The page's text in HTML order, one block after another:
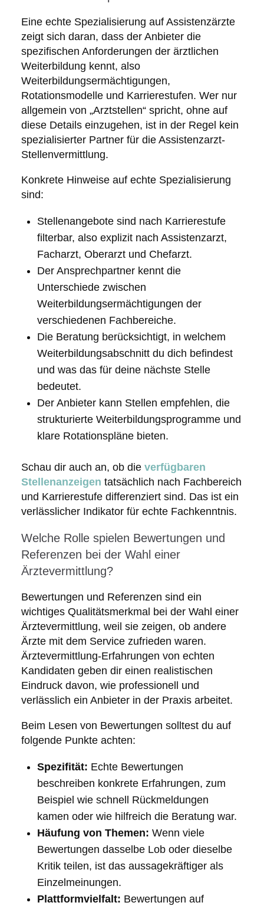
Eine echte Spezialisierung auf Assistenzärzte
zeigt sich daran, dass der Anbieter die
spezifischen Anforderungen der ärztlichen
Weiterbildung kennt, also
Weiterbildungsermächtigungen,
Rotationsmodelle und Karrierestufen. Wer nur
allgemein von „Arztstellen“ spricht, ohne auf
diese Details einzugehen, ist in der Regel kein
spezialisierter Partner für die Assistenzarzt-
Stellenvermittlung.
Konkrete Hinweise auf echte Spezialisierung
sind:
Stellenangebote sind nach Karrierestufe
filterbar, also explizit nach Assistenzarzt,
Facharzt, Oberarzt und Chefarzt.
Der Ansprechpartner kennt die
Unterschiede zwischen
Weiterbildungsermächtigungen der
verschiedenen Fachbereiche.
Die Beratung berücksichtigt, in welchem
Weiterbildungsabschnitt du dich befindest
und was das für deine nächste Stelle
bedeutet.
Der Anbieter kann Stellen empfehlen, die
strukturierte Weiterbildungsprogramme und
klare Rotationspläne bieten.
Schau dir auch an, ob die verfügbaren
Stellenanzeigen tatsächlich nach Fachbereich
und Karrierestufe differenziert sind. Das ist ein
verlässlicher Indikator für echte Fachkenntnis.
Welche Rolle spielen Bewertungen und
Referenzen bei der Wahl einer
Ärztevermittlung?
Bewertungen und Referenzen sind ein
wichtiges Qualitätsmerkmal bei der Wahl einer
Ärztevermittlung, weil sie zeigen, ob andere
Ärzte mit dem Service zufrieden waren.
Ärztevermittlung-Erfahrungen von echten
Kandidaten geben dir einen realistischen
Eindruck davon, wie professionell und
verlässlich ein Anbieter in der Praxis arbeitet.
Beim Lesen von Bewertungen solltest du auf
folgende Punkte achten:
Spezifität: Echte Bewertungen
beschreiben konkrete Erfahrungen, zum
Beispiel wie schnell Rückmeldungen
kamen oder wie hilfreich die Beratung war.
Häufung von Themen: Wenn viele
Bewertungen dasselbe Lob oder dieselbe
Kritik teilen, ist das aussagekräftiger als
Einzelmeinungen.
Plattformvielfalt: Bewertungen auf